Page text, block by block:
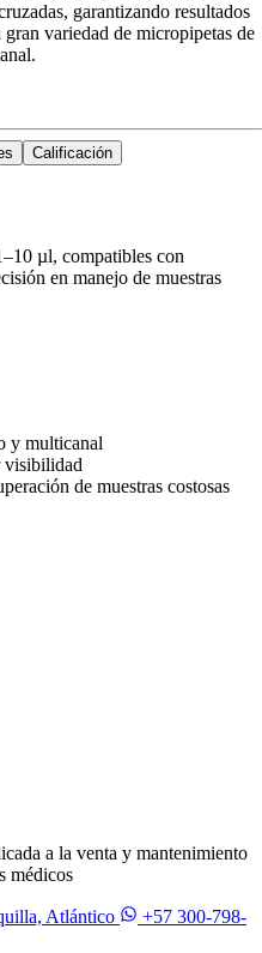
garantizando resultados
variedad de micropipetas de
Calificación
µl, compatibles con
en manejo de muestras
y multicanal
visibilidad
de muestras costosas
a la venta y mantenimiento
médicos
Atlántico
+57 300-798-